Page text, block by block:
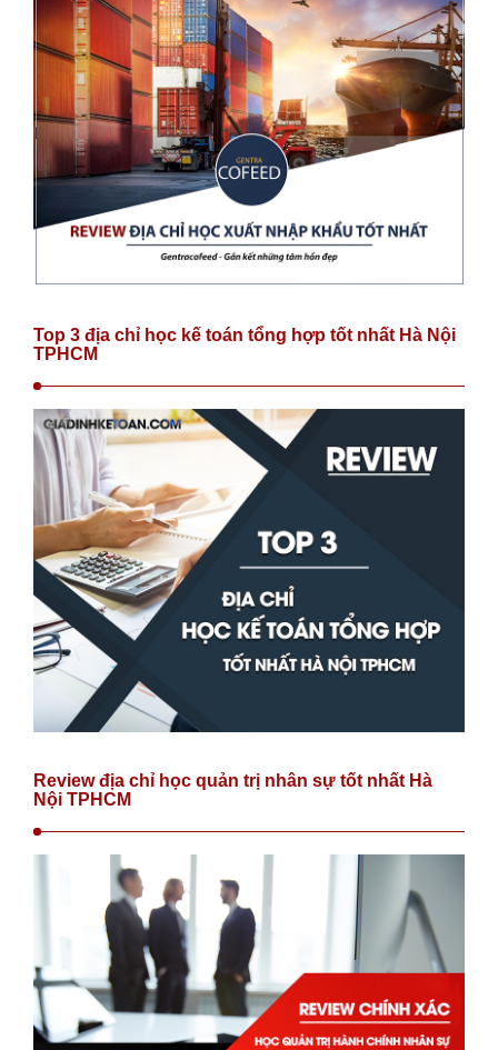
Top 3 địa chỉ học kế toán tổng hợp tốt nhất Hà Nội
TPHCM
Review địa chỉ học quản trị nhân sự tốt nhất Hà
Nội TPHCM